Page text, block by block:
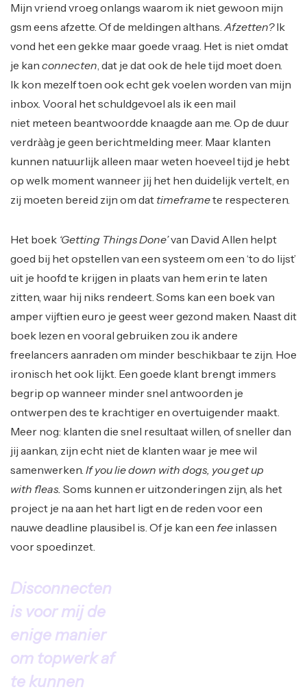
Mijn vriend vroeg onlangs waarom ik niet gewoon mijn
gsm eens afzette. Of de meldingen althans. Afzetten?Ik
vond het een gekke maar goede vraag. Het is niet omdat
je kan connecten, dat je dat ook de hele tijd moet doen.
Ik kon mezelf toen ook echt gek voelen worden van mijn
inbox. Vooral het schuldgevoel als ik een mail
niet meteen beantwoordde knaagde aan me. Op de duur
verdrààg je geen berichtmelding meer. Maar klanten
kunnen natuurlijk alleen maar weten hoeveel tijd je hebt
op welk moment wanneer jij het hen duidelijk vertelt, en
zij moeten bereid zijn om dat timeframete respecteren.
Het boek ‘Getting Things Done’van David Allen helpt
goed bij het opstellen van een systeem om een ‘to do lijst’
uit je hoofd te krijgen in plaats van hem erin te laten
zitten, waar hij niks rendeert. Soms kan een boek van
amper vijftien euro je geest weer gezond maken. Naast dit
boek lezen en vooral gebruiken zou ik andere
freelancers aanraden om minder beschikbaar te zijn. Hoe
ironisch het ook lijkt. Een goede klant brengt immers
begrip op wanneer minder snel antwoorden je
ontwerpen des te krachtiger en overtuigender maakt.
Meer nog: klanten die snel resultaat willen, of sneller dan
jij aankan, zijn echt niet de klanten waar je mee wil
samenwerken. If you lie down with dogs, you get up
with fleas. Soms kunnen er uitzonderingen zijn, als het
project je na aan het hart ligt en de reden voor een
nauwe deadline plausibel is. Of je kan een fee inlassen
voor spoedinzet.
Disconnecten
is voor mij de
enige manier
om topwerk af
te kunnen